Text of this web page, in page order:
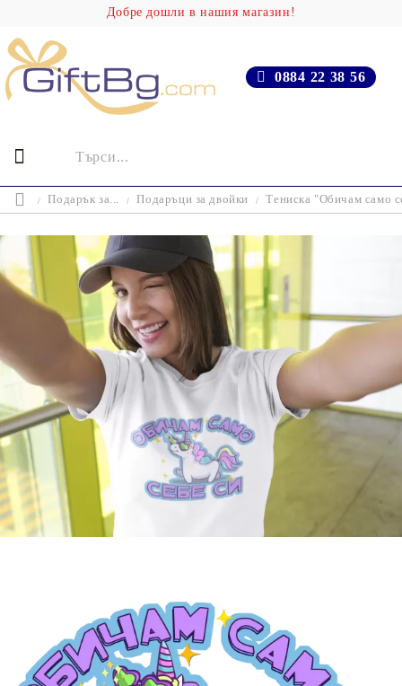
Добре дошли в нашия магазин!
0884 22 38 56
Подарък за... Подаръци за двойки Тениска "Обичам само